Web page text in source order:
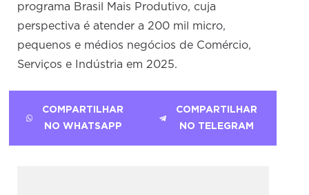
programa Brasil Mais Produtivo, cuja
perspectiva é atender a 200 mil micro,
pequenos e médios negócios de Comércio,
Serviços e Indústria em 2025.
COMPARTILHAR
NO WHATSAPP
COMPARTILHAR
NO TELEGRAM